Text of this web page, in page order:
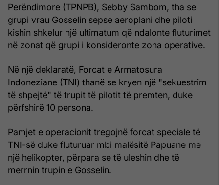
Perëndimore (TPNPB), Sebby Sambom, tha se
grupi vrau Gosselin sepse aeroplani dhe piloti
kishin shkelur një ultimatum që ndalonte fluturimet
në zonat që grupi i konsideronte zona operative.
Në një deklaratë, Forcat e Armatosura
Indoneziane (TNI) thanë se kryen një "sekuestrim
të shpejtë" të trupit të pilotit të premten, duke
përfshirë 10 persona.
Pamjet e operacionit tregojnë forcat speciale të
TNI-së duke fluturuar mbi malësitë Papuane me
një helikopter, përpara se të uleshin dhe të
merrnin trupin e Gosselin.